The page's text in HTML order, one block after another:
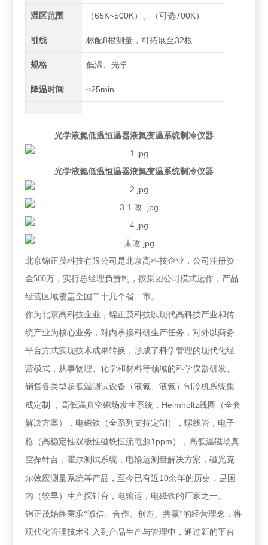
温区范围 （65K~500K）、（可选700K）
引线 标配8根测量，可拓展至32根
规格 低温、光学
降温时间 ≤25min
光学液氮低温恒温器液氦变温系统制冷仪器
光学液氮低温恒温器液氦变温系统制冷仪器
北京锦正茂科技有限公司是北京高科技企业，公司注册资
金500万，实行总经理负责制，按集团公司模式运作，产品
经营区域覆盖全国二十几个省、市。
作为北京高科技企业，锦正茂科技以现代高科技产业和传
统产业为核心业务，对内承接科研生产任务，对外以商务
平台方式实现技术成果转换，形成了科学管理的现代化经
营模式，从事物理、化学和材料等领域的科学仪器研发、
销售各类型超低温测试设备（液氮、液氦）制冷机系统集
成定制 ，高低温真空磁场发生系统， Helmholtz线圈（全套
解决方案），电磁铁（全系列支持定制），螺线管，电子
枪（高稳定性双极性磁铁恒流电源1ppm ），高低温磁场真
空探针台，霍尔测试系统，电输运测量解决方案，磁光克
尔效应测量系统等产品，至今已有近10余年的历史，是国
内（较早）生产探针台，电输运，电磁铁的厂家之一。
锦正茂始终秉承“诚信、合作、创造、共赢"的经营理念，将
现代化管理技术引入到产品生产与管理中，通过新的平台